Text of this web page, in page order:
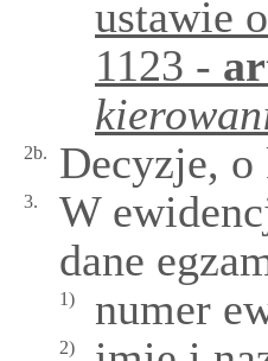
ustawie
1123 -
2b. Decyzje, o
3.
W
dane
1) numer
2)